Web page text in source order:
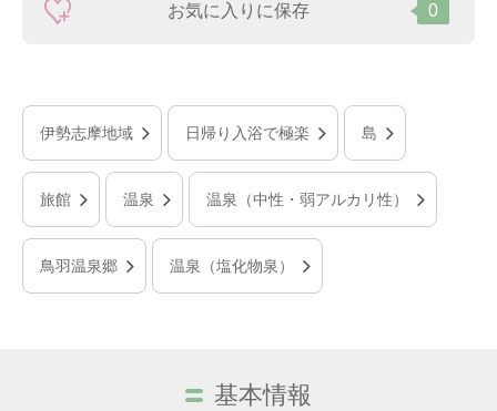
お気に入りに保存 0
伊勢志摩地域 日帰り入浴で極楽 島
旅館 温泉 温泉（中性・弱アルカリ性）
鳥羽温泉郷 温泉（塩化物泉）
基本情報